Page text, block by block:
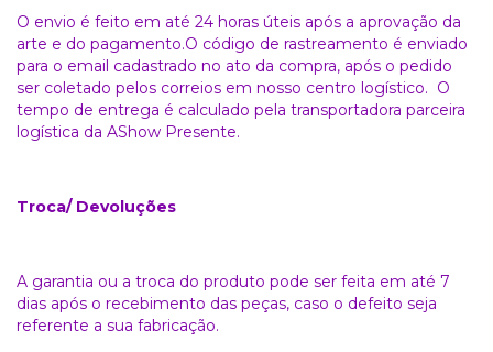
O envio é feito em até 24 horas úteis após a aprovação da
arte e do pagamento.O código de rastreamento é enviado
para o email cadastrado no ato da compra, após o pedido
ser coletado pelos correios em nosso centro logístico. O
tempo de entrega é calculado pela transportadora parceira
logística da AShow Presente.
Troca/ Devoluções
A garantia ou a troca do produto pode ser feita em até 7
dias após o recebimento das peças, caso o defeito seja
referente a sua fabricação.